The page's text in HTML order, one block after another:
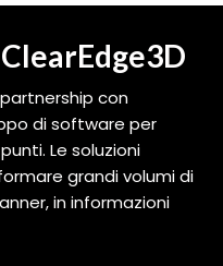
con
di software per
Le soluzioni
grandi volumi di
in informazioni